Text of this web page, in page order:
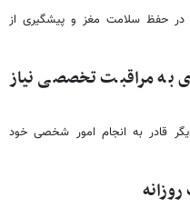
حفظ سلامت مغز و پیشگیری از
به مراقبت تخصصی نیاز
قادر به انجام امور شخصی خود